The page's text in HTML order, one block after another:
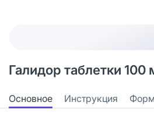
Галидор таблетки 100
Основное Инструкция